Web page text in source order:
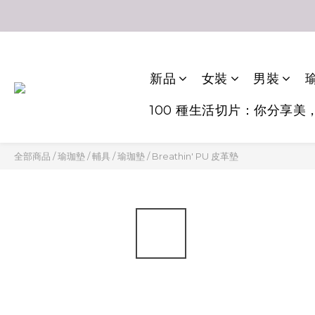
新品 女裝 男裝
100 種生活切片：你分享美
全部商品 /瑜珈墊 / 輔具 /瑜珈墊/Breathin' PU 皮革墊